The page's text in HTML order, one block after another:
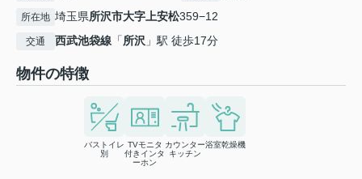
所在地 埼玉県所沢市大字上安松359−12
交通 西武池袋線 「所沢 」駅 徒歩17分
物件の特徴
バストイレ
別
TVモニタ
付きインタ
ーホン
カウンター
キッチン
浴室乾燥機